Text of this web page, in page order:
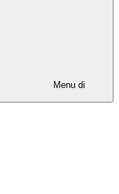
Menu di